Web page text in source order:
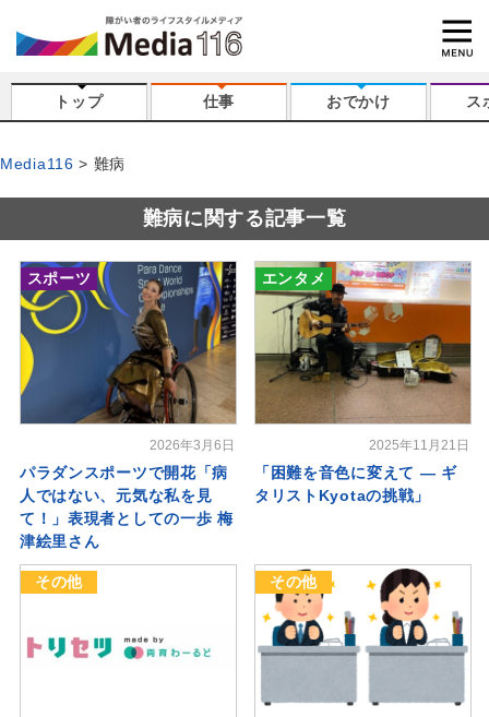
トップ 仕事 おでかけ ス
Media116 難病
難病に関する記事一覧
スポーツ
2026年3月6日
パラダンスポーツで開花「病
人ではない、元気な私を見
て！」表現者としての一歩 梅
津絵里さん
エンタメ
2025年11月21日
「困難を音色に変えて ― ギ
タリストKyotaの挑戦」
その他 その他